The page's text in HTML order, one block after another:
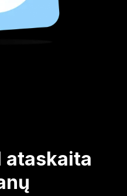
ataskaita